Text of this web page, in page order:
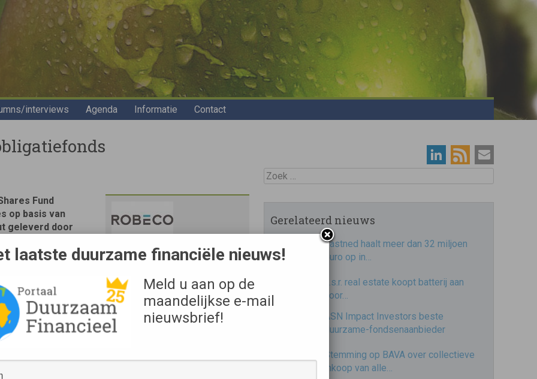
interviews Agenda Informatie Contact
Bron
Links
Lees het volledige artikel
Fund
op basis van
geleverd door
van het
volledige artikel via
Zoek
Gerelateerd nieuws
Fastned haalt meer dan 32 miljoen
euro op in…
a.s.r. real estate koopt batterij aan
voor…
ASN Impact Investors beste
duurzame-fondsenaanbieder
Stemming op BAVA over collectieve
inkoop van alle…
laatste duurzame financiële nieuws!
Meld u aan op de
maandelijkse e-mail
nieuwsbrief!